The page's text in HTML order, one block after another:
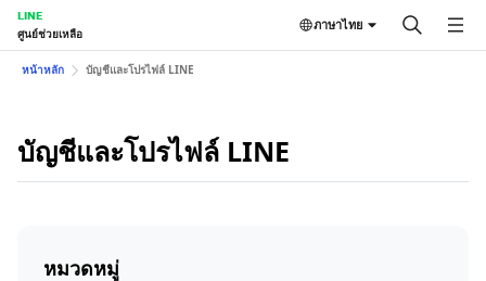
LINE
ศูนย์ช่วยเหลือ
ภาษาไทย
หน้าหลัก บัญชีและโปรไฟล์ LINE
บัญชีและโปรไฟล์ LINE
หมวดหมู่